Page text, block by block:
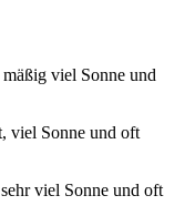
viel Sonne und
viel Sonne und oft
viel Sonne und oft